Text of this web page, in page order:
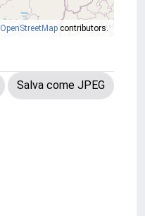
OpenStreetMap contributors.
Salva come JPEG